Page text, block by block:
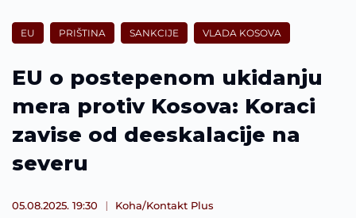
e
t
EU PRIŠTINA SANKCIJE VLADA KOSOVA
EU o postepenom ukidanju
mera protiv Kosova: Koraci
zavise od deeskalacije na
severu
05.08.2025. 19:30 Koha/Kontakt Plus